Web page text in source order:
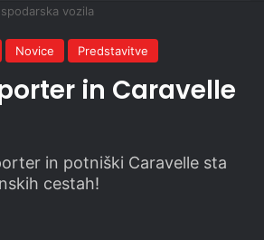
vozila
Novice Predstavitve
in Caravelle
in potniški Caravelle sta
cestah!